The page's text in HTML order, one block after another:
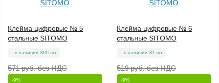
Клейма цифровые № 5
стальные SITOMO
в наличии 309 шт.
571 руб.без НДС
-9%
Клейма цифровые № 6
стальные SITOMO
в наличии 31 шт.
519 руб.без НДС
-9%